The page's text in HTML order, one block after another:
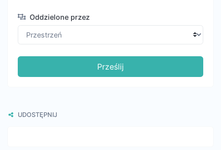
Oddzielone przez
Prześlij
UDOSTĘPNIJ